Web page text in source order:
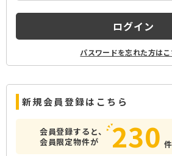
ログイン
パスワードを忘れた方は
新規会員登録はこちら
会員登録すると、
会員限定物件が
230